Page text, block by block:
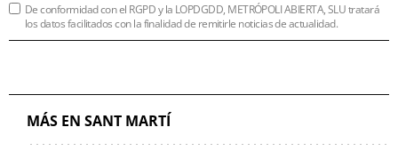
De conformidad con el RGPD y la LOPDGDD, METRÓPOLI ABIERTA, SLU tratará
los datos facilitados con la finalidad de remitirle noticias de actualidad.
MÁS EN SANT MARTÍ